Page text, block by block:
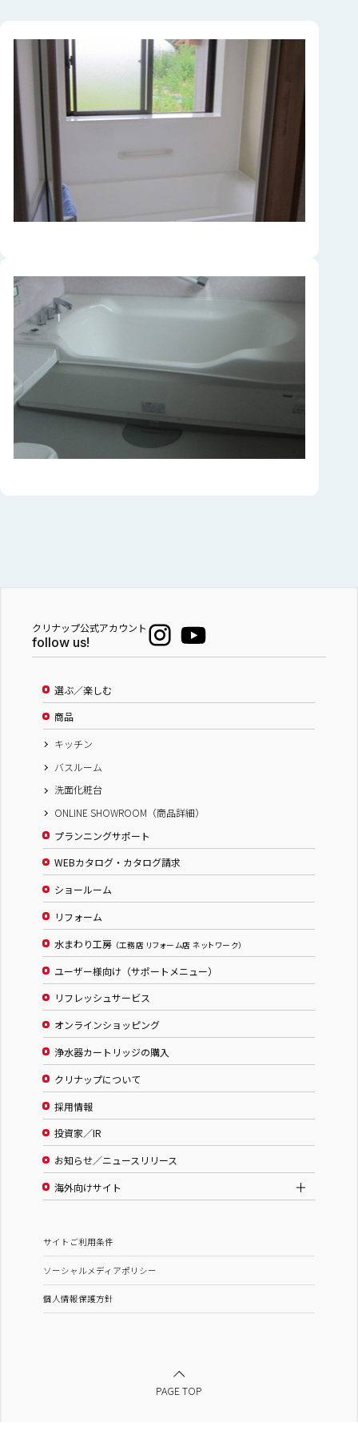
クリナップ公式アカウント
follow us!
選ぶ／楽しむ
商品
キッチン
バスルーム
洗面化粧台
ONLINE SHOWROOM（商品詳細）
プランニングサポート
WEBカタログ・カタログ請求
ショールーム
リフォーム
水まわり工房 （工務店 リフォーム店 ネットワーク）
ユーザー様向け（サポートメニュー）
リフレッシュサービス
オンラインショッピング
浄水器カートリッジの購入
クリナップについて
採用情報
投資家／IR
お知らせ／ニュースリリース
海外向けサイト
サイトご利用条件
ソーシャルメディアポリシー
個人情報保護方針
PAGE TOP